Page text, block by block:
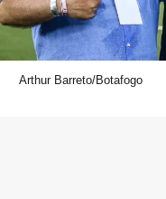
Arthur Barreto/Botafogo